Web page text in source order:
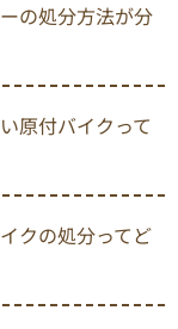
の処分方法が分
原付バイクって
クの処分ってど